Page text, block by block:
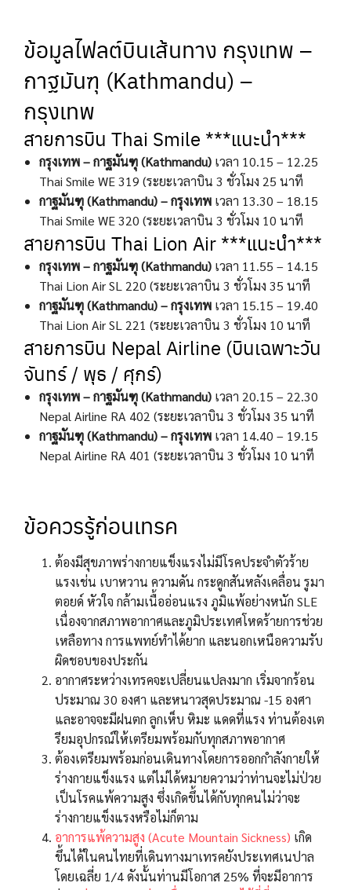
ข้อมูลไฟลต์บินเส้นทาง กรุงเทพ –
กาฐมันฑุ (Kathmandu) –
กรุงเทพ
สายการบิน Thai Smile ***แนะนำ***
กรุงเทพ – กาฐมันฑุ (Kathmandu) เวลา 10.15 – 12.25
Thai Smile WE 319 (ระยะเวลาบิน 3 ชั่วโมง 25 นาที
กาฐมันฑุ (Kathmandu) – กรุงเทพ เวลา 13.30 – 18.15
Thai Smile WE 320 (ระยะเวลาบิน 3 ชั่วโมง 10 นาที
สายการบิน Thai Lion Air ***แนะนำ***
กรุงเทพ – กาฐมันฑุ (Kathmandu) เวลา 11.55 – 14.15
Thai Lion Air SL 220 (ระยะเวลาบิน 3 ชั่วโมง 35 นาที
กาฐมันฑุ (Kathmandu) – กรุงเทพ เวลา 15.15 – 19.40
Thai Lion Air SL 221 (ระยะเวลาบิน 3 ชั่วโมง 10 นาที
สายการบิน Nepal Airline (บินเฉพาะวัน
จันทร์ / พุธ / ศุกร์)
กรุงเทพ – กาฐมันฑุ (Kathmandu) เวลา 20.15 – 22.30
Nepal Airline RA 402 (ระยะเวลาบิน 3 ชั่วโมง 35 นาที
กาฐมันฑุ (Kathmandu) – กรุงเทพ เวลา 14.40 – 19.15
Nepal Airline RA 401 (ระยะเวลาบิน 3 ชั่วโมง 10 นาที
ข้อควรรู้ก่อนเทรค
ต้องมีสุขภาพร่างกายแข็งแรงไม่มีโรคประจำตัวร้าย
แรงเช่น เบาหวาน ความดัน กระดูกสันหลังเคลื่อน รูมา
ตอยด์ หัวใจ กล้ามเนื้ออ่อนแรง ภูมิแพ้อย่างหนัก SLE
เนื่องจากสภาพอากาศและภูมิประเทศโหดร้ายการช่วย
เหลือทาง การแพทย์ทำได้ยาก และนอกเหนือความรับ
ผิดชอบของประกัน
อากาศระหว่างเทรคจะเปลี่ยนแปลงมาก เริ่มจากร้อน
ประมาณ 30 องศา และหนาวสุดประมาณ -15 องศา
และอาจจะมีฝนตก ลูกเห็บ หิมะ แดดที่แรง ท่านต้องเต
รียมอุปกรณ์ให้เตรียมพร้อมกับทุกสภาพอากาศ
ต้องเตรียมพร้อมก่อนเดินทางโดยการออกกำลังกายให้
ร่างกายแข็งแรง แต่ไม่ได้หมายความว่าท่านจะไม่ป่วย
เป็นโรคแพ้ความสูง ซึ่งเกิดขึ้นได้กับทุกคนไม่ว่าจะ
ร่างกายแข็งแรงหรือไม่ก็ตาม
อาการแพ้ความสูง (Acute Mountain Sickness) เกิด
ขึ้นได้ในคนไทยที่เดินทางมาเทรคยังประเทศเนปาล
โดยเฉลี่ย 1/4 ดังนั้นท่านมีโอกาส 25% ที่จะมีอาการ